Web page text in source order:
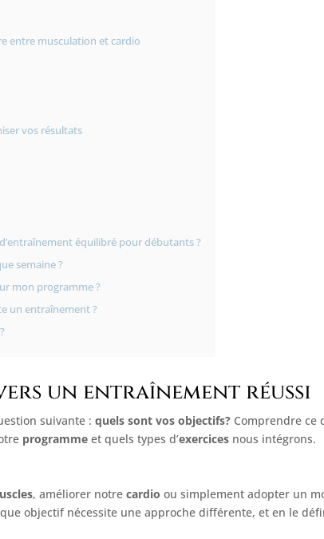
entre musculation et cardio
vos résultats
équilibré pour débutants ?
semaine ?
mon programme ?
un entraînement ?
un entraînement réussi
suivante :quels sont vos objectifs? Comprendre ce
programme et quels types d’exercices nous intégrons.
, améliorer notrecardio ou simplement adopter un
objectif nécessite une approche différente, et en le